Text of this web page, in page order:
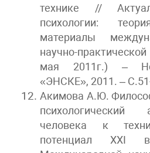
технике //
психологии:
материалы
научно-
мая 2011г.) –
«ЭНСКЕ», 2011. –
Акимова А.Ю.
человека к
потенциал XXI